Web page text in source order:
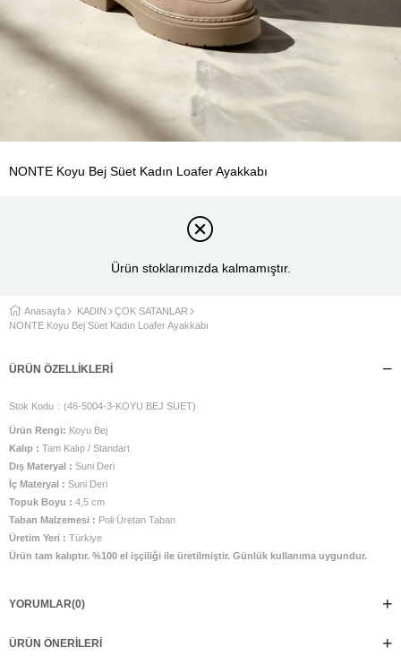
NONTE Koyu Bej Süet Kadın Loafer Ayakkabı
Ürün stoklarımızda kalmamıştır.
Anasayfa KADIN
ÇOK SATANLAR
NONTE Koyu Bej Süet Kadın Loafer Ayakkabı
ÜRÜN ÖZELLIKLERI
Stok Kodu (46-5004-3-KOYU BEJ SUET)
Ürün Rengi: Koyu Bej
Kalıp : Tam Kalıp / Standart
Dış Materyal : Suni Deri
İç Materyal : Suni Deri
Topuk Boyu : 4,5 cm
Taban Malzemesi : Poli Üretan Taban
Üretim Yeri : Türkiye
Ürün tam kalıptır. %100 el işçiliği ile üretilmiştir. Günlük kullanıma uygundur.
YORUMLAR(0)
ÜRÜN ÖNERILERI